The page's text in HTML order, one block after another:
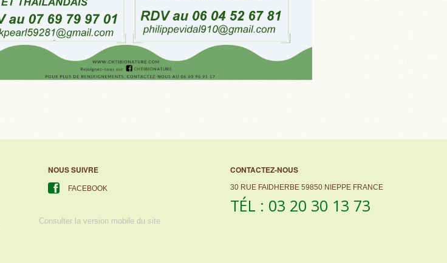
NOUS SUIVRE
FACEBOOK
CONTACTEZ-NOUS
30 RUE FAIDHERBE 59850 NIEPPE FRANCE
TÉL : 03 20 30 13 73
Consulter la version mobile du site